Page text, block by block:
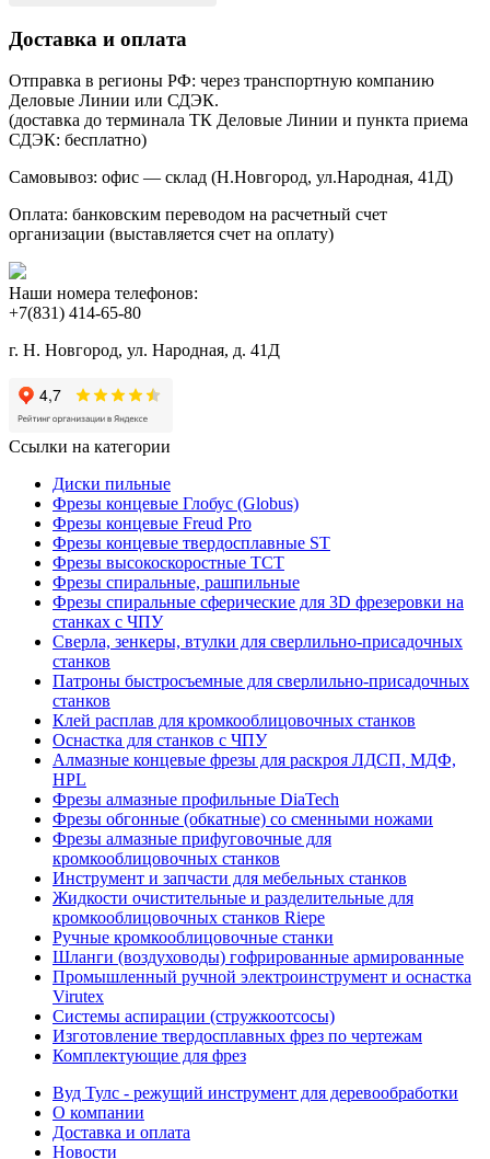
Доставка и оплата
Отправка в регионы РФ: через транспортную компанию
Деловые Линии или СДЭК.
(доставка до терминала ТК Деловые Линии и пункта приема
СДЭК: бесплатно)
Самовывоз: офис — склад (Н.Новгород, ул.Народная, 41Д)
Оплата: банковским переводом на расчетный счет
организации (выставляется счет на оплату)
Наши номера телефонов:
+7(831) 414-65-80
г. Н. Новгород, ул. Народная, д. 41Д
Ссылки на категории
Диски пильные
Фрезы концевые Глобус (Globus)
Фрезы концевые Freud Pro
Фрезы концевые твердосплавные ST
Фрезы высокоскоростные ТСТ
Фрезы спиральные, рашпильные
Фрезы спиральные сферические для 3D фрезеровки на
станках с ЧПУ
Сверла, зенкеры, втулки для сверлильно-присадочных
станков
Патроны быстросъемные для сверлильно-присадочных
станков
Клей расплав для кромкооблицовочных станков
Оснастка для станков с ЧПУ
Алмазные концевые фрезы для раскроя ЛДСП, МДФ,
HPL
Фрезы алмазные профильные DiaTech
Фрезы обгонные (обкатные) со сменными ножами
Фрезы алмазные прифуговочные для
кромкооблицовочных станков
Инструмент и запчасти для мебельных станков
Жидкости очистительные и разделительные для
кромкооблицовочных станков Riepe
Ручные кромкооблицовочные станки
Шланги (воздуховоды) гофрированные армированные
Промышленный ручной электроинструмент и оснастка
Virutex
Системы аспирации (стружкоотсосы)
Изготовление твердосплавных фрез по чертежам
Комплектующие для фрез
Вуд Тулс - режущий инструмент для деревообработки
О компании
Доставка и оплата
Новости